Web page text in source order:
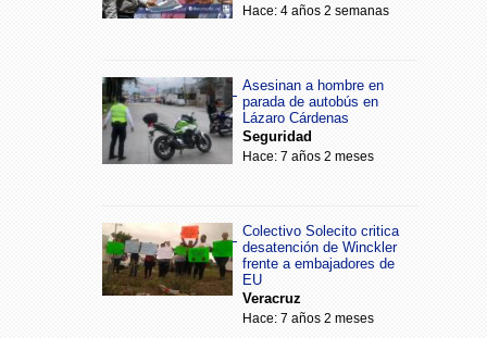
Hace: 4 años 2 semanas
Asesinan a hombre en
parada de autobús en
Lázaro Cárdenas
Seguridad
Hace: 7 años 2 meses
Colectivo Solecito critica
desatención de Winckler
frente a embajadores de
EU
Veracruz
Hace: 7 años 2 meses